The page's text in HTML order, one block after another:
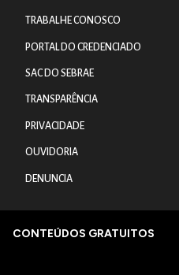
TRABALHE CONOSCO
PORTAL DO CREDENCIADO
SAC DO SEBRAE
TRANSPARÊNCIA
PRIVACIDADE
OUVIDORIA
DENUNCIA
CONTEÚDOS GRATUITOS